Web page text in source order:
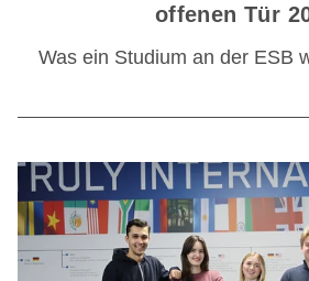
offenen Tür
Was ein Studium an der ESB